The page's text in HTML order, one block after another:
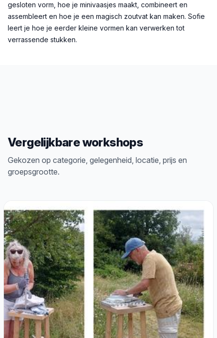
gesloten vorm, hoe je minivaasjes maakt, combineert en
assembleert en hoe je een magisch zoutvat kan maken. Sofie
leert je hoe je eerder kleine vormen kan verwerken tot
verrassende stukken.
Vergelijkbare workshops
Gekozen op categorie, gelegenheid, locatie, prijs en
groepsgrootte.